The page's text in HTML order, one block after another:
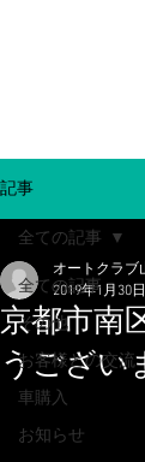
オートクラブ
記事
全ての記事
その他
お客様との交流
車購入
お知らせ
全ての記事
京都市南
うござい
オートクラブ
2019年1月30日